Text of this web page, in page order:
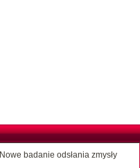
badanie odsłania zmysły